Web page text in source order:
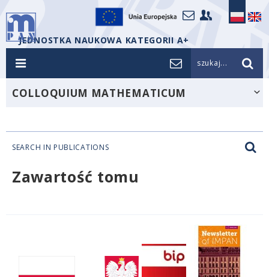
JEDNOSTKA NAUKOWA KATEGORII A+
szukaj...
COLLOQUIUM MATHEMATICUM
SEARCH IN PUBLICATIONS
Zawartość tomu